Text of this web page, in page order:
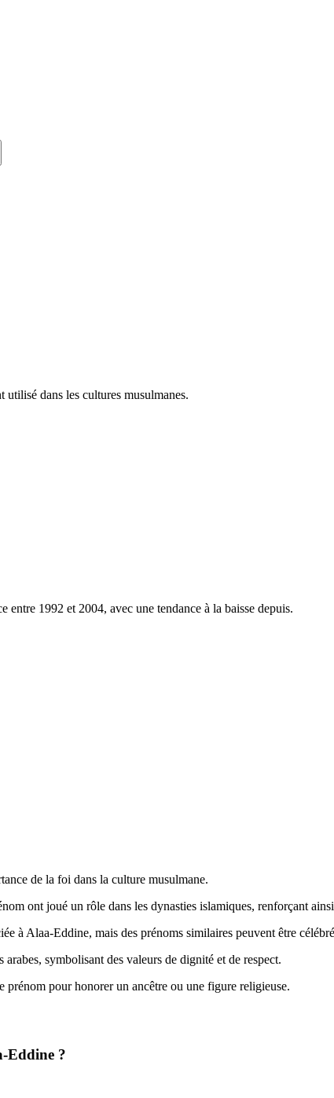
dans les cultures musulmanes.
1992 et 2004, avec une tendance à la baisse depuis.
de la foi dans la culture musulmane.
ont joué un rôle dans les dynasties islamiques, renforçant
à Alaa-Eddine, mais des prénoms similaires peuvent être
symbolisant des valeurs de dignité et de respect.
pour honorer un ancêtre ou une figure religieuse.
Eddine ?